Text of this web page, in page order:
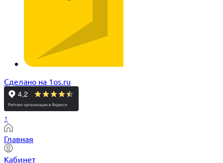
Сделано на 1os.ru
↑
Главная
Кабинет